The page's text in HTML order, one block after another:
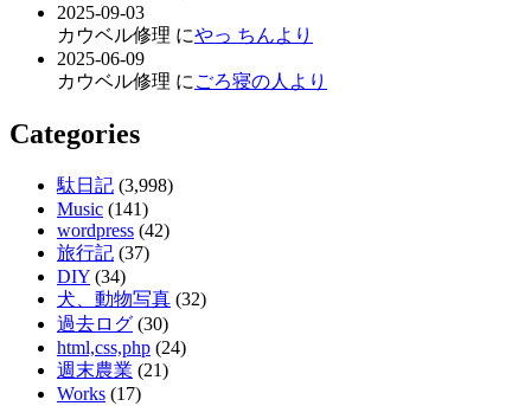
2025-09-03
カウベル修理 にやっ ちんより
2025-06-09
カウベル修理 に ごろ寝の人より
Categories
駄日記 (3,998)
Music (141)
wordpress (42)
旅行記 (37)
DIY (34)
犬、動物写真 (32)
過去ログ (30)
html,css,php (24)
週末農業 (21)
Works (17)